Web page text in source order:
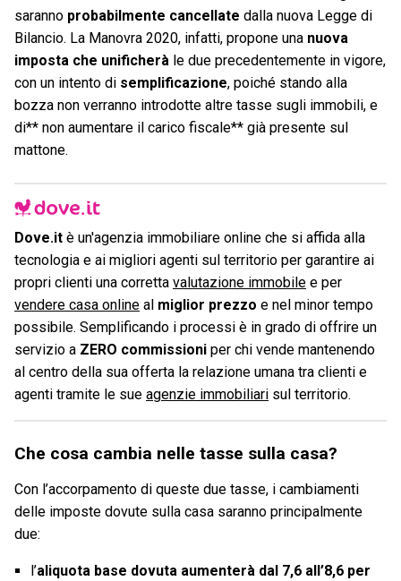
saranno probabilmente cancellate dalla nuova Legge di
Bilancio. La Manovra 2020, infatti, propone una nuova
imposta che unificherà le due precedentemente in vigore,
con un intento di semplificazione, poiché stando alla
bozza non verranno introdotte altre tasse sugli immobili, e
di** non aumentare il carico fiscale** già presente sul
mattone.
Dove.it è un'agenzia immobiliare online che si affida alla
tecnologia e ai migliori agenti sul territorio per garantire ai
propri clienti una corretta valutazione immobile e per
vendere casa online al miglior prezzo e nel minor tempo
possibile. Semplificando i processi è in grado di offrire un
servizio a ZERO commissioni per chi vende mantenendo
al centro della sua offerta la relazione umana tra clienti e
agenti tramite le sue agenzie immobiliari sul territorio.
Che cosa cambia nelle tasse sulla casa?
Con l’accorpamento di queste due tasse, i cambiamenti
delle imposte dovute sulla casa saranno principalmente
due:
l’aliquota base dovuta aumenterà dal 7,6 all’8,6 per